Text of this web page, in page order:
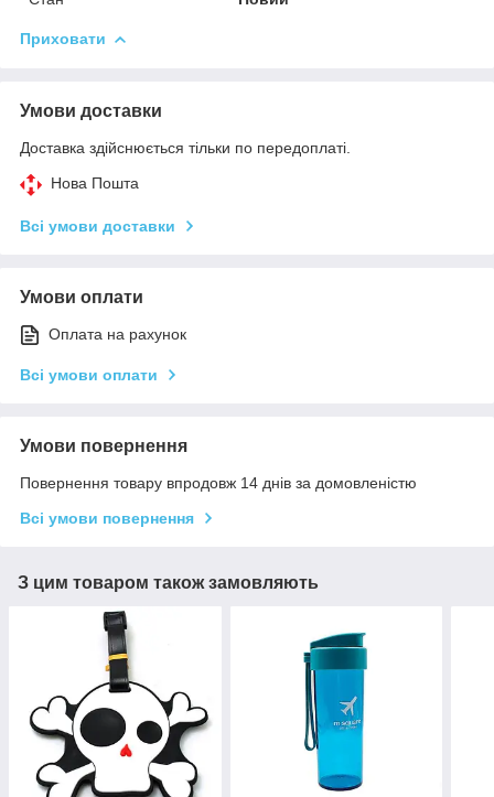
Приховати
Умови доставки
Доставка здійснюється тільки по передоплаті.
Нова Пошта
Всі умови доставки
Умови оплати
Оплата на рахунок
Всі умови оплати
Умови повернення
Повернення товару впродовж 14 днів за домовленістю
Всі умови повернення
З цим товаром також замовляють